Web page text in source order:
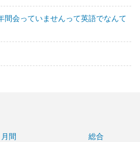
会っていませんって英語でなんて
月間
総合